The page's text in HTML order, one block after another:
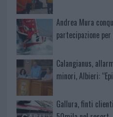
Andrea Mura
partecipazione
Calangianus,
minori, Albieri:
Gallura, finti